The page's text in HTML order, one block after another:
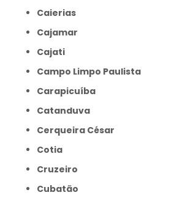
Caierias
Cajamar
Cajati
Campo Limpo Paulista
Carapicuíba
Catanduva
Cerqueira César
Cotia
Cruzeiro
Cubatão